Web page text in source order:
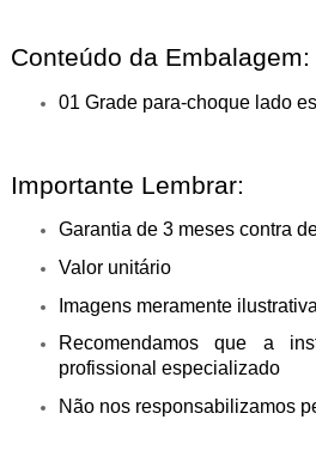
Conteúdo da Embalagem:
01 Grade para-choque lado
Importante Lembrar:
Garantia de 3 meses contra
Valor unitário
Imagens meramente
Recomendamos que a
profissional especializado
Não nos responsabilizamos